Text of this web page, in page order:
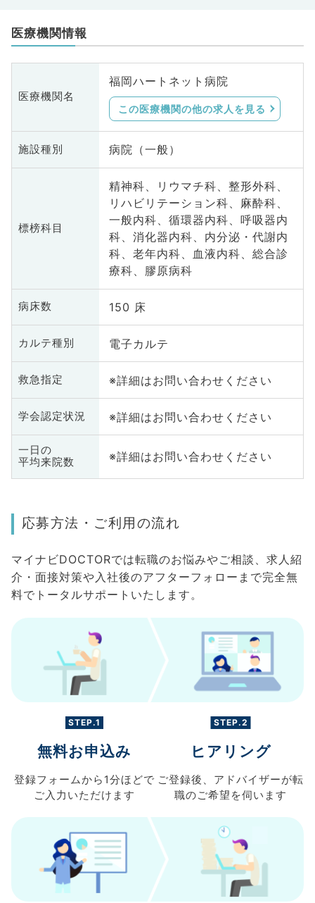
医療機関情報
医療機関名
福岡ハートネット病院
この医療機関の他の求人を見る
施設種別 病院（一般）
標榜科目
精神科、リウマチ科、整形外科、
リハビリテーション科、麻酔科、
一般内科、循環器内科、呼吸器内
科、消化器内科、内分泌・代謝内
科、老年内科、血液内科、総合診
療科、膠原病科
病床数 150 床
カルテ種別 電子カルテ
救急指定 ※詳細はお問い合わせください
学会認定状況 ※詳細はお問い合わせください
一日の
平均来院数
※詳細はお問い合わせください
応募方法・ご利用の流れ
マイナビDOCTORでは転職のお悩みやご相談、求人紹
介・面接対策や入社後のアフターフォローまで完全無
料でトータルサポートいたします。
STEP.1
無料お申込み
登録フォームから 1分ほどで
ご入力 いただけます
STEP.2
ヒアリング
ご登録後、 アドバイザーが転
職のご希望を伺います